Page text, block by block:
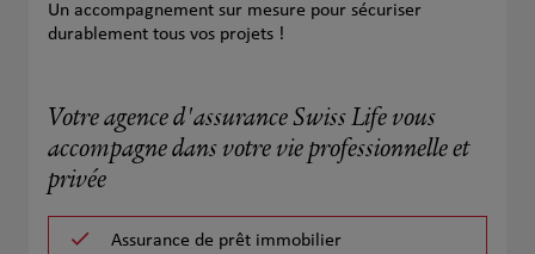
Un accompagnement sur mesure pour sécuriser
durablement tous vos projets !
Votre agence d'assurance Swiss Life vous
accompagne dans votre vie professionnelle et
privée
Assurance de prêt immobilier